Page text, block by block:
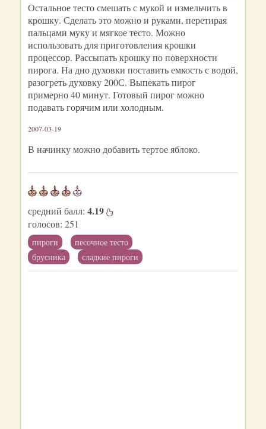
Остальное тесто смешать с мукой и измельчить в
крошку. Сделать это можно и руками, перетирая
пальцами муку и мягкое тесто. Можно
использовать для приготовления крошки
процессор. Рассыпать крошку по поверхности
пирога. На дно духовки поставить емкость с водой,
разогреть духовку 200С. Выпекать пирог
примерно 40 минут. Готовый пирог можно
подавать горячим или холодным.
2007-03-19
В начинку можно добавить тертое яблоко.
средний балл: 4.19
голосов: 251
пироги
песочное тесто
брусника
сладкие пироги